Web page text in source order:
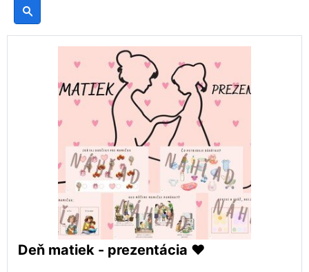
Deň matiek - prezentácia ❤️